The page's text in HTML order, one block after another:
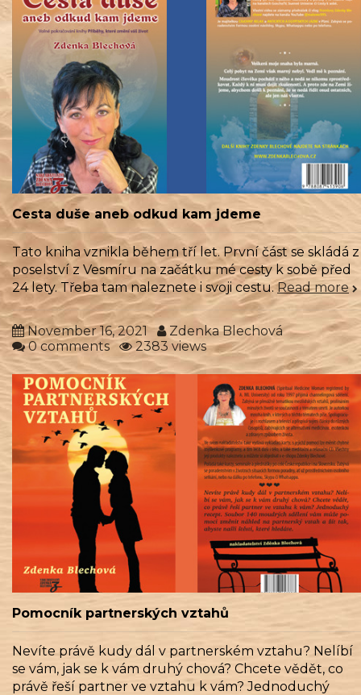
Cesta duše aneb odkud kam jdeme
Tato kniha vznikla během tří let. První část se skládá z
poselství z Vesmíru na začátku mé cesty k sobě před
24 lety. Třeba tam naleznete i svoji cestu.Read more
November 16, 2021
Zdenka Blechová
0 comments
2383 views
Pomocník partnerských vztahů
Nevíte právě kudy dál v partnerském vztahu? Nelíbí
se vám, jak se k vám druhý chová? Chcete vědět, co
právě řeší partner ve vztahu k vám? Jednoduchý